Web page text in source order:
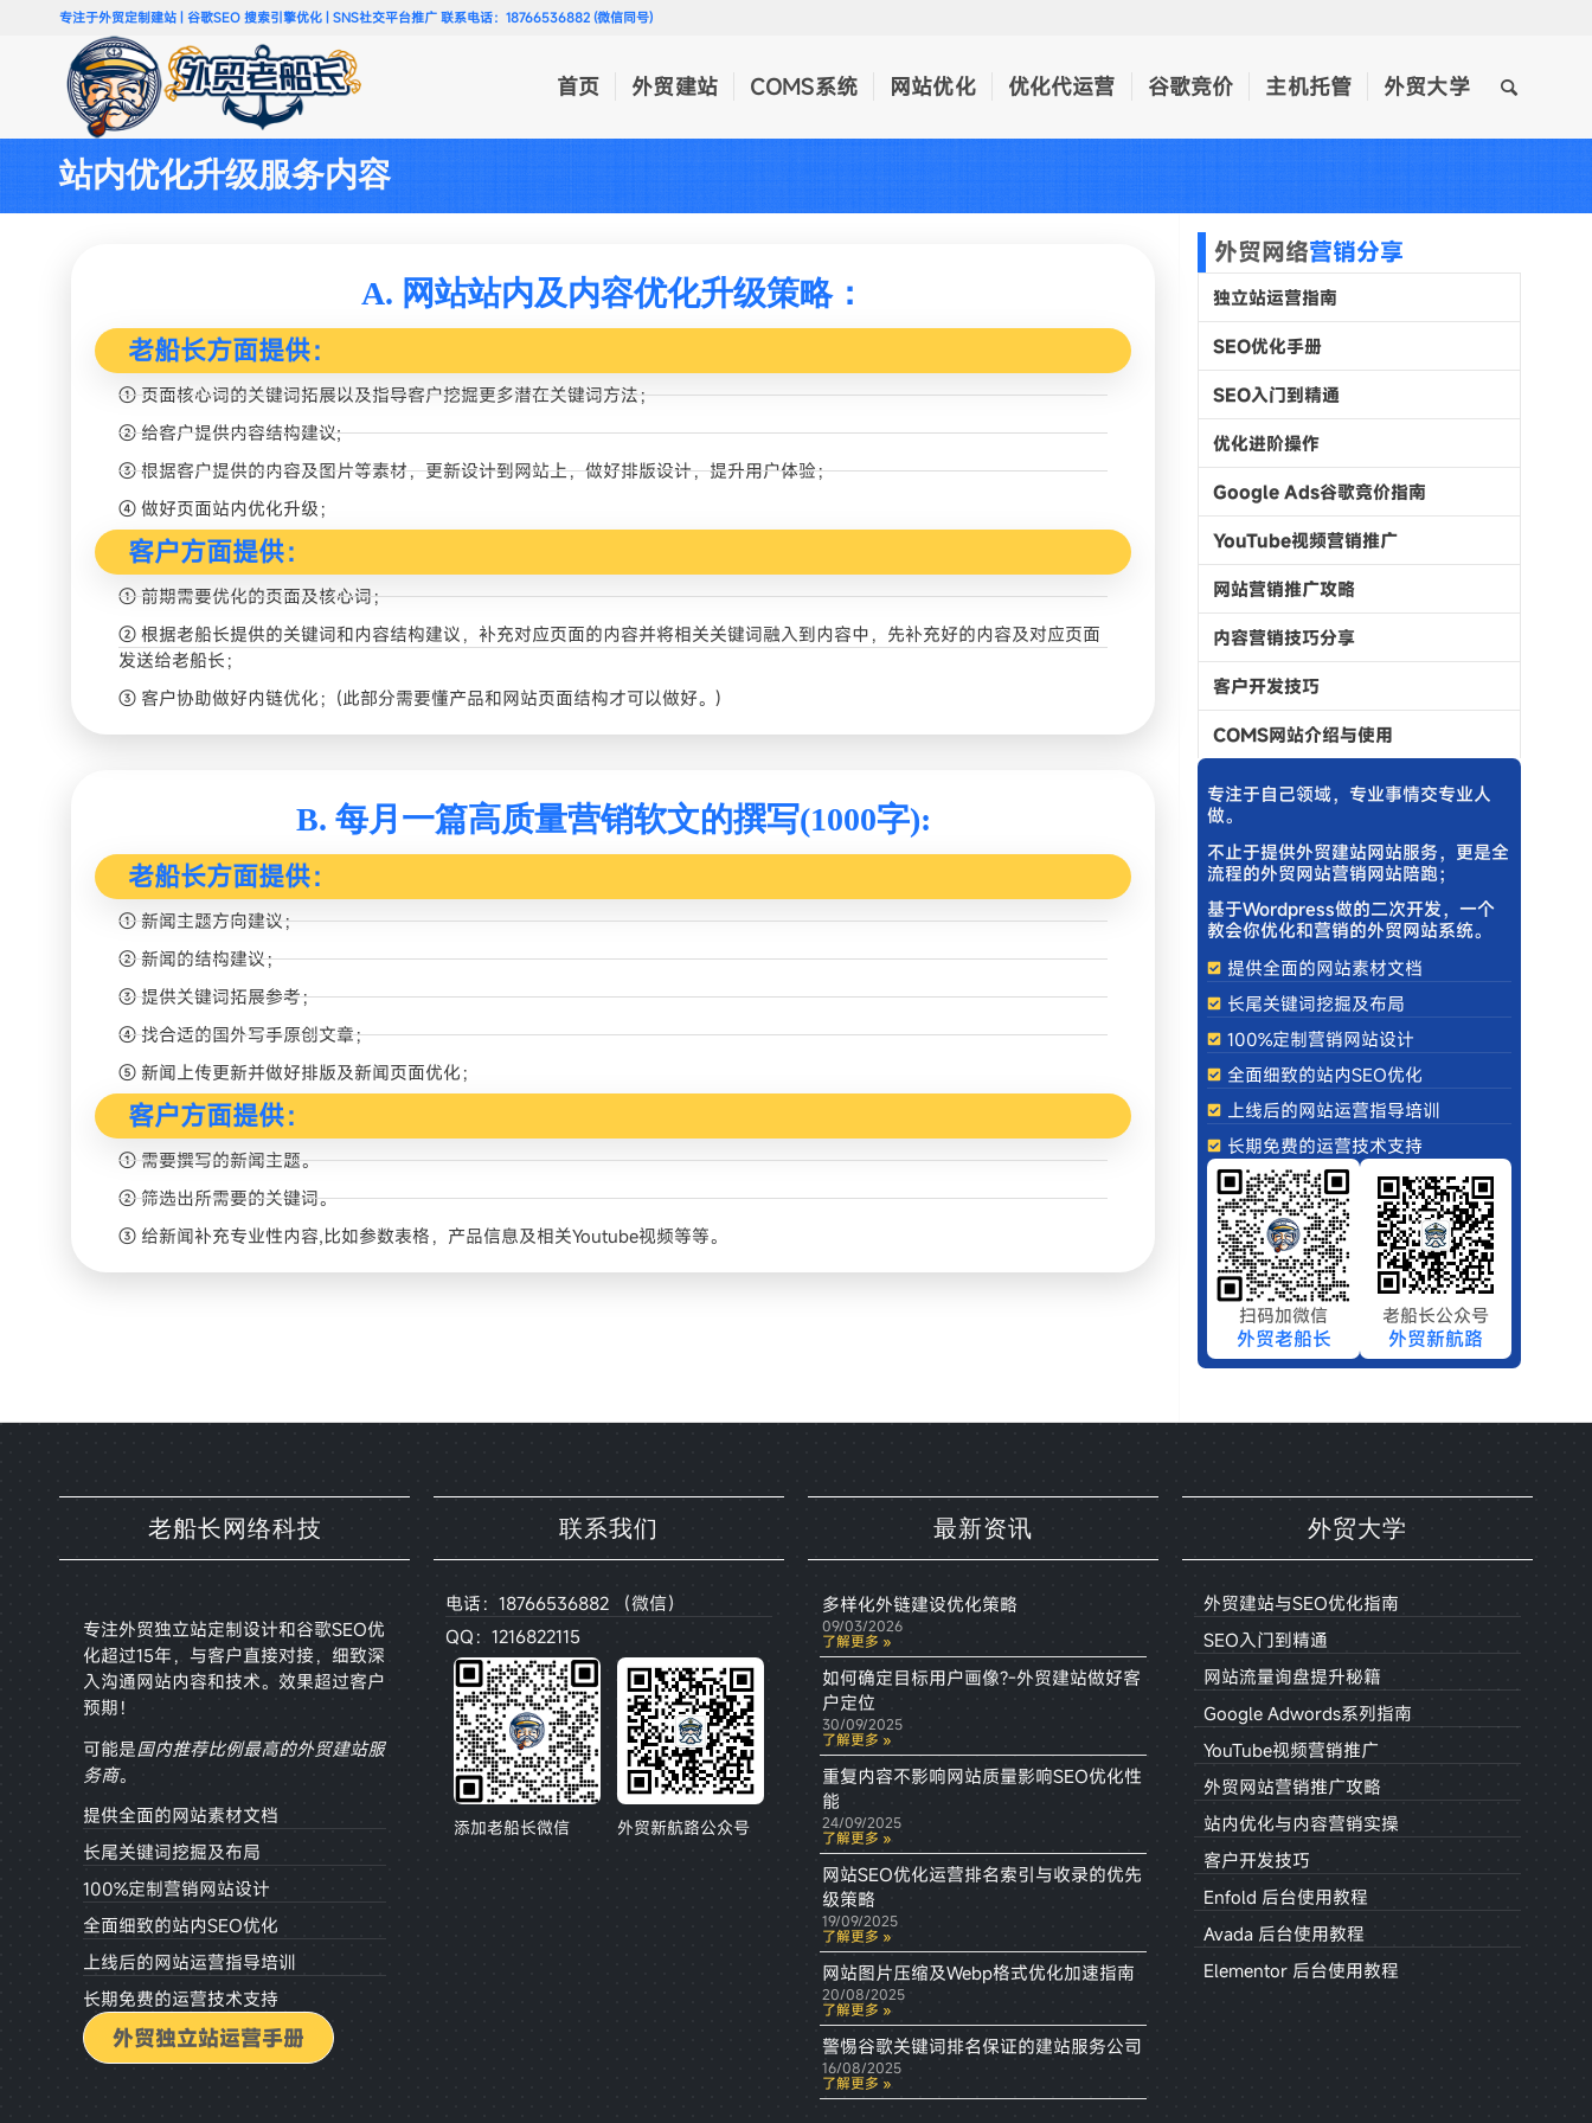
专注于外贸定制建站 | 谷歌SEO 搜索引擎优化 | SNS社交平台推广 联系电话：18766536882 (微信同号)
首页 外贸建站 COMS系统 网站优化 优化代运营 谷歌竞价 主机托管 外贸大学
站内优化升级服务内容
A. 网站站内及内容优化升级策略：
老船长方面提供：
① 页面核心词的关键词拓展以及指导客户挖掘更多潜在关键词方法；
② 给客户提供内容结构建议;
③ 根据客户提供的内容及图片等素材，更新设计到网站上，做好排版设计，提升用户体验；
④ 做好页面站内优化升级；
客户方面提供：
① 前期需要优化的页面及核心词；
② 根据老船长提供的关键词和内容结构建议，补充对应页面的内容并将相关关键词融入到内容中，先补充好的内容及对应页面
发送给老船长；
③ 客户协助做好内链优化；(此部分需要懂产品和网站页面结构才可以做好。)
B. 每月一篇高质量营销软文的撰写(1000字):
老船长方面提供：
① 新闻主题方向建议；
② 新闻的结构建议；
③ 提供关键词拓展参考；
④ 找合适的国外写手原创文章；
⑤ 新闻上传更新并做好排版及新闻页面优化；
客户方面提供：
① 需要撰写的新闻主题。
② 筛选出所需要的关键词。
③ 给新闻补充专业性内容,比如参数表格，产品信息及相关Youtube视频等等。
外贸网络营销分享
独立站运营指南
SEO优化手册
SEO入门到精通
优化进阶操作
Google Ads谷歌竞价指南
YouTube视频营销推广
网站营销推广攻略
内容营销技巧分享
客户开发技巧
COMS网站介绍与使用
专注于自己领域，专业事情交专业人
做。
不止于提供外贸建站网站服务，更是全
流程的外贸网站营销网站陪跑；
基于Wordpress做的二次开发，一个
教会你优化和营销的外贸网站系统。
提供全面的网站素材文档
长尾关键词挖掘及布局
100%定制营销网站设计
全面细致的站内SEO优化
上线后的网站运营指导培训
长期免费的运营技术支持
扫码加微信
外贸老船长
老船长公众号
外贸新航路
老船长网络科技
专注外贸独立站定制设计和谷歌SEO优
化超过15年，与客户直接对接， 细致深
入沟通网站内容和技术。效果超过客户
预期！
可能是国内推荐比例最高的外贸建站服
务商。
提供全面的网站素材文档
长尾关键词挖掘及布局
100%定制营销网站设计
全面细致的站内SEO优化
上线后的网站运营指导培训
长期免费的运营技术支持
外贸独立站运营手册
联系我们
电话：18766536882 （微信）
QQ：1216822115
添加老船长微信 外贸新航路公众号
最新资讯
多样化外链建设优化策略
09/03/2026
了解更多 »
如何确定目标用户画像?-外贸建站做好客
户定位
30/09/2025
了解更多 »
重复内容不影响网站质量影响SEO优化性
能
24/09/2025
了解更多 »
网站SEO优化运营排名索引与收录的优先
级策略
19/09/2025
了解更多 »
网站图片压缩及Webp格式优化加速指南
20/08/2025
了解更多 »
警惕谷歌关键词排名保证的建站服务公司
16/08/2025
了解更多 »
外贸大学
外贸建站与SEO优化指南
SEO入门到精通
网站流量询盘提升秘籍
Google Adwords系列指南
YouTube视频营销推广
外贸网站营销推广攻略
站内优化与内容营销实操
客户开发技巧
Enfold 后台使用教程
Avada 后台使用教程
Elementor 后台使用教程